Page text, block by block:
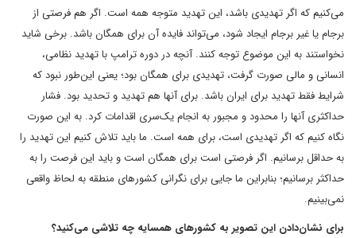
می‌کنیم که اگر تهدیدی باشد، این تهدید متوجه همه است. اگر هم فرصتی از
برجام یا غیر برجام ایجاد شود، می‌تواند فایده آن برای همگان باشد. برخی شاید
نخواستند به این موضوع توجه کنند. آنچه در دوره ترامپ با تهدید نظامی،
انسانی و مالی صورت گرفت، تهدیدی برای همگان بود؛ یعنی این‌طور نبود که
شرایط فقط تهدید برای ایران باشد. برای آنها هم تهدید و تحدید بود. فشار
حداکثری آنها را محدود و مجبور به انجام یک‌سری اقدامات کرد. به این صورت
نگاه کنیم که اگر تهدیدی است، برای همه است. ما باید تلاش کنیم این تهدید را
به حداقل برسانیم. اگر فرصتی است برای همگان است و باید این فرصت را به
حداکثر برسانیم؛ بنابراین ما جایی برای نگرانی کشورهای منطقه به لحاظ واقعی
نمی‌بینیم.
برای نشان‌دادن این تصویر به کشورهای همسایه چه تلاشی می‌کنید؟